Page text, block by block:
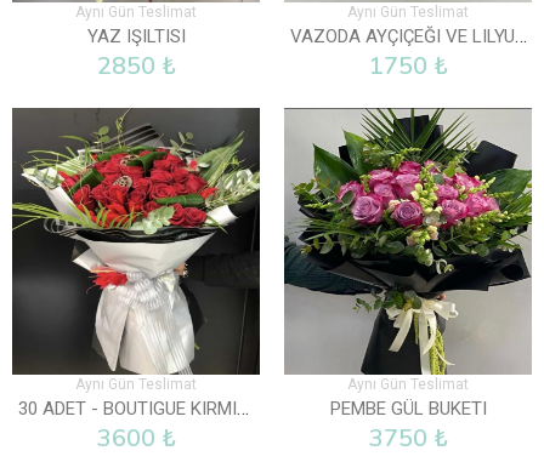
Aynı Gün Teslimat
YAZ IŞILTISI
2850 ₺
Aynı Gün Teslimat
VAZODA AYÇIÇEĞI VE LILYUM
1750 ₺
Aynı Gün Teslimat
30 ADET - BOUTIGUE KIRMIZI GÜL BUKETI
3600 ₺
Aynı Gün Teslimat
PEMBE GÜL BUKETI
3750 ₺